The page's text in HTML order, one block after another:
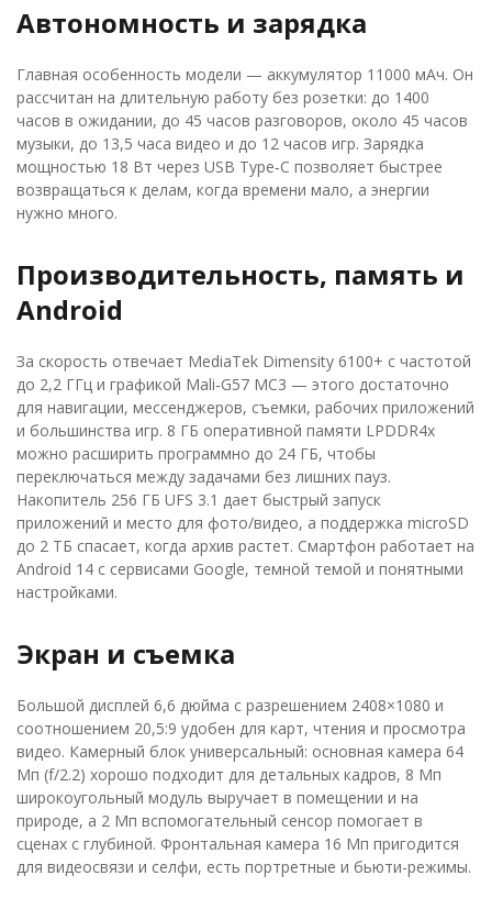
Автономность и зарядка
Главная особенность модели — аккумулятор 11000 мАч. Он
рассчитан на длительную работу без розетки: до 1400
часов в ожидании, до 45 часов разговоров, около 45 часов
музыки, до 13,5 часа видео и до 12 часов игр. Зарядка
мощностью 18 Вт через USB Type‑C позволяет быстрее
возвращаться к делам, когда времени мало, а энергии
нужно много.
Производительность, память и
Android
За скорость отвечает MediaTek Dimensity 6100+ с частотой
до 2,2 ГГц и графикой Mali‑G57 MC3 — этого достаточно
для навигации, мессенджеров, съемки, рабочих приложений
и большинства игр. 8 ГБ оперативной памяти LPDDR4x
можно расширить программно до 24 ГБ, чтобы
переключаться между задачами без лишних пауз.
Накопитель 256 ГБ UFS 3.1 дает быстрый запуск
приложений и место для фото/видео, а поддержка microSD
до 2 ТБ спасает, когда архив растет. Смартфон работает на
Android 14 с сервисами Google, темной темой и понятными
настройками.
Экран и съемка
Большой дисплей 6,6 дюйма с разрешением 2408×1080 и
соотношением 20,5:9 удобен для карт, чтения и просмотра
видео. Камерный блок универсальный: основная камера 64
Мп (f/2.2) хорошо подходит для детальных кадров, 8 Мп
широкоугольный модуль выручает в помещении и на
природе, а 2 Мп вспомогательный сенсор помогает в
сценах с глубиной. Фронтальная камера 16 Мп пригодится
для видеосвязи и селфи, есть портретные и бьюти-режимы.